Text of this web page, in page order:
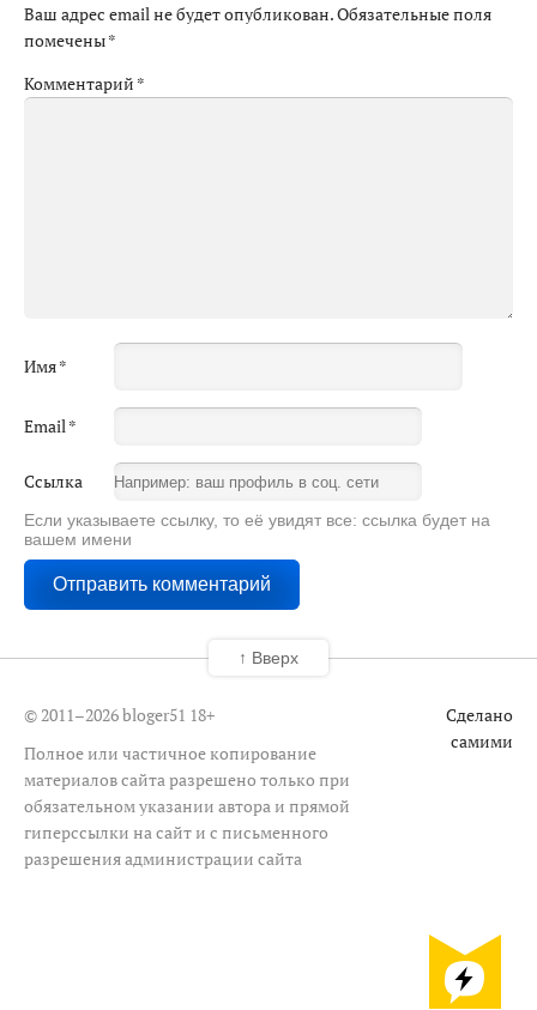
Ваш адрес email не будет опубликован.Обязательные поля
помечены*
Комментарий *
Имя*
Email *
Ссылка
Если указываете ссылку, то её увидят все: ссылка будет на
вашем имени
© 2011–2026 bloger51 18+
Полное или частичное копирование
материалов сайта разрешено только при
обязательном указании автора и прямой
гиперссылки на сайт и с письменного
разрешения администрации сайта
Сделано
самими
↑ Вверх